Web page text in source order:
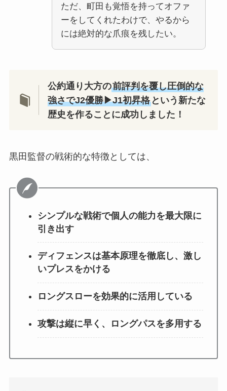
ただ、町田も覚悟を持ってオファ
ーをしてくれたわけで、やるから
には絶対的な爪痕を残したい。
公約通り大方の前評判を覆し圧倒的な
強さでJ2優勝▶J1初昇格 という新たな
歴史を作ることに成功しました！
黒田監督の戦術的な特徴としては、
シンプルな戦術で個人の能力を最大限に
引き出す
ディフェンスは基本原理を徹底し、激し
いプレスをかける
ロングスローを効果的に活用している
攻撃は縦に早く、ロングパスを多用する